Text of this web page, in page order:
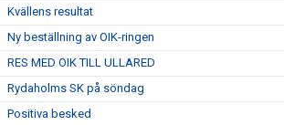
Kvällens resultat
Ny beställning av OIK-ringen
RES MED OIK TILL ULLARED
Rydaholms SK på söndag
Positiva besked